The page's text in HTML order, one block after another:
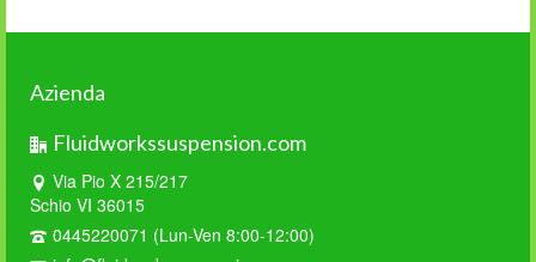
Azienda
Fluidworkssuspension.com
Via Pio X 215/217
Schio VI 36015
0445220071 (Lun-Ven 8:00-12:00)